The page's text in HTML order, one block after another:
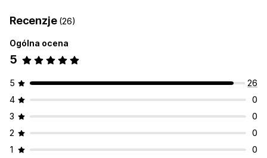
Import filmów
Osadzone filmy
Responsywność na urządzeniach mobilnych
Opcje wyświetlania
Wyświetlenia produktu
Pliki produktowe z produktami dostępnymi do zakupu
Analizy
Śledzenie zaangażowania
Recenzje (26)
Ogólna ocena
5
5
26
4
0
3
0
2
0
1
0